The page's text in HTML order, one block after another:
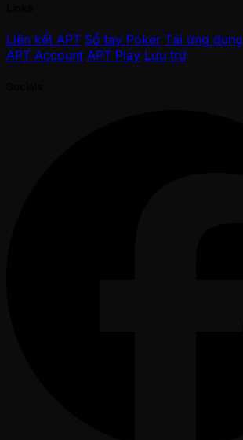
Liên kết APT Sổ tay Poker Tải ứng dụng
APT Account APT Play Lưu trữ